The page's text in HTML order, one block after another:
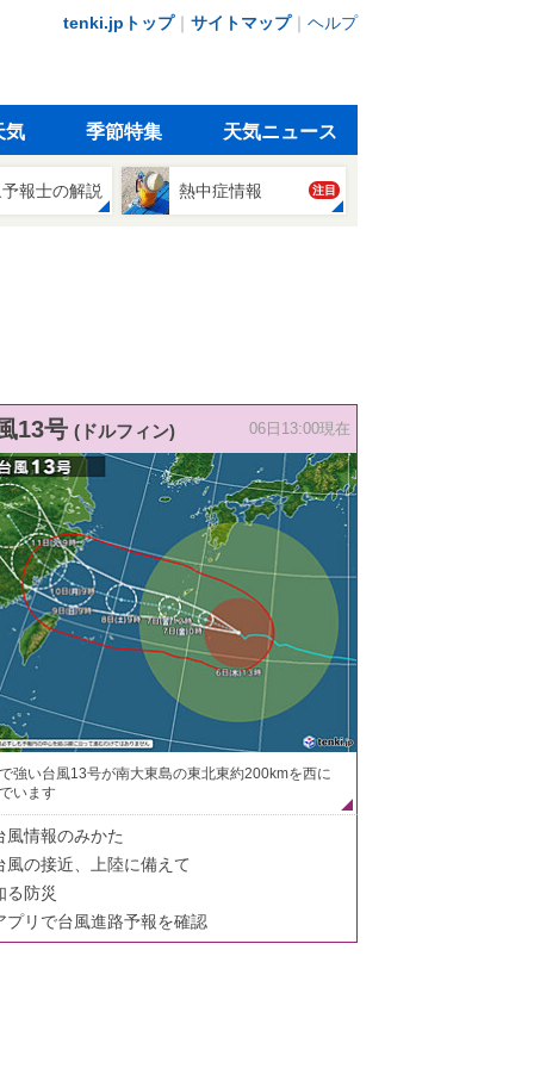
tenki.jpトップ｜ サイトマップ｜ ヘルプ
気 季節特集 天気ニュース
報士の解説 熱中症情報 注目
13号 (ドルフィン) 06日13:00現在
強い台風13号が南大東島の東北東約200kmを西に
います
風情報のみかた
風の接近、上陸に備えて
る防災
プリで台風進路予報を確認